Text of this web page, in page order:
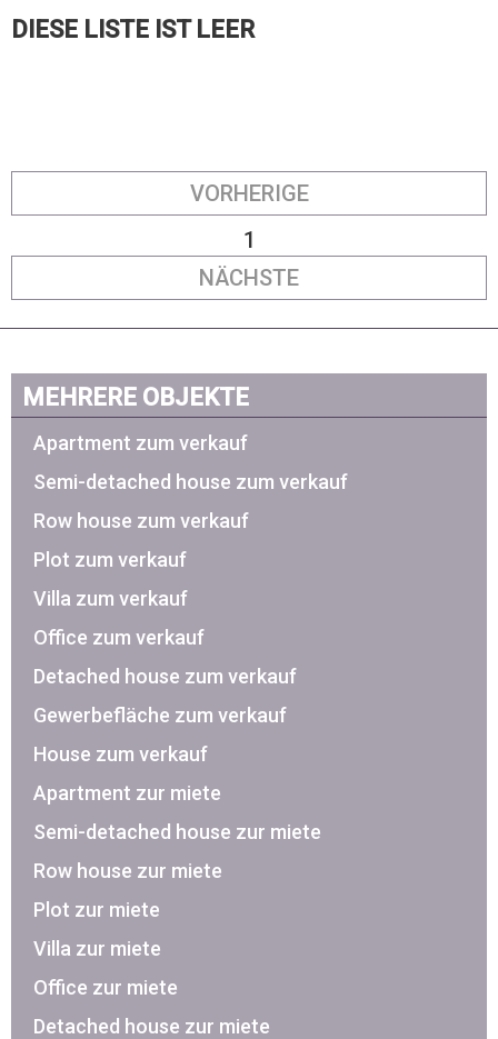
DIESE LISTE IST LEER
VORHERIGE
1
NÄCHSTE
MEHRERE OBJEKTE
Apartment zum verkauf
Semi-detached house zum verkauf
Row house zum verkauf
Plot zum verkauf
Villa zum verkauf
Office zum verkauf
Detached house zum verkauf
Gewerbefläche zum verkauf
House zum verkauf
Apartment zur miete
Semi-detached house zur miete
Row house zur miete
Plot zur miete
Villa zur miete
Office zur miete
Detached house zur miete